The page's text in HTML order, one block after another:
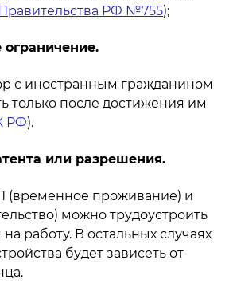
РФ №755);
ограничение.
с иностранным гражданином
только после достижения им
РФ).
или разрешения.
(временное проживание) и
можно трудоустроить
работу. В остальных случаях
будет зависеть от